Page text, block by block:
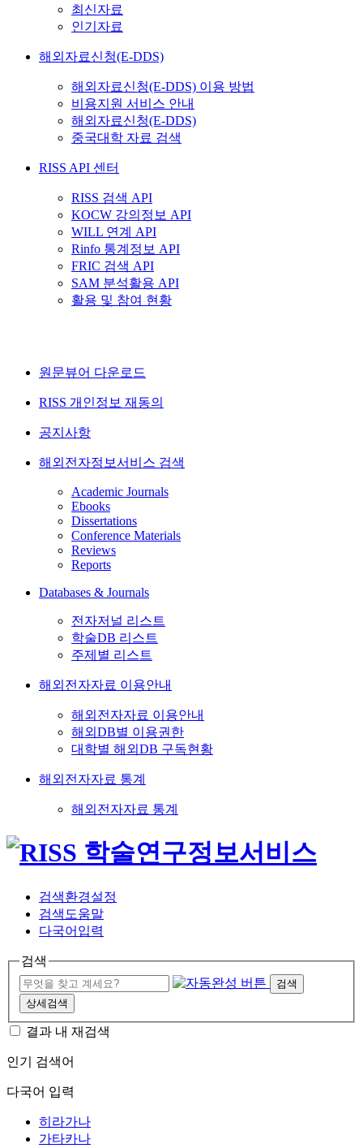
최신자료
인기자료
해외자료신청(E-DDS)
해외자료신청(E-DDS) 이용 방법
비용지원 서비스 안내
해외자료신청(E-DDS)
중국대학 자료 검색
RISS API 센터
RISS 검색 API
KOCW 강의정보 API
WILL 연계 API
Rinfo 통계정보 API
FRIC 검색 API
SAM 분석활용 API
활용 및 참여 현황
원문뷰어 다운로드
RISS 개인정보 재동의
공지사항
해외전자정보서비스 검색
Academic Journals
Ebooks
Dissertations
Conference Materials
Reviews
Reports
Databases & Journals
전자저널 리스트
학술DB 리스트
주제별 리스트
해외전자자료 이용안내
해외전자자료 이용안내
해외DB별 이용권한
대학별 해외DB 구독현황
해외전자자료 통계
해외전자자료 통계
검색환경설정
검색도움말
다국어입력
검색
검색
상세검색
결과 내 재검색
인기 검색어
다국어 입력
히라가나
가타카나